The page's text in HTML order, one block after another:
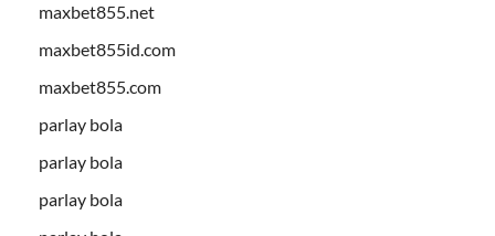
maxbet855.net
maxbet855id.com
maxbet855.com
parlay bola
parlay bola
parlay bola